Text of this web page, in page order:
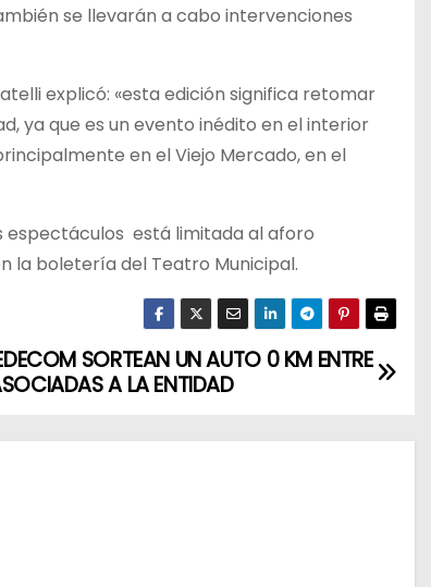
se llevarán a cabo intervenciones
explicó: «esta edición significa retomar
ya que es un evento inédito en el interior
en el Viejo Mercado, en el
espectáculos está limitada al aforo
la boletería del Teatro Municipal.
SORTEAN UN AUTO 0 KM ENTRE
A LA ENTIDAD